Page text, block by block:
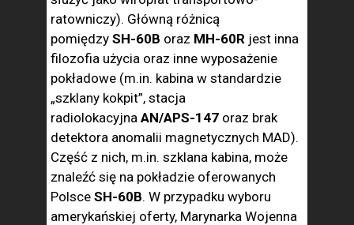
ratowniczy). Główną różnicą
pomiędzy SH-60B oraz MH-60R jest inna
filozofia użycia oraz inne wyposażenie
pokładowe (m.in. kabina w standardzie
„szklany kokpit”, stacja
radiolokacyjna AN/APS-147 oraz brak
detektora anomalii magnetycznych MAD).
Część z nich, m.in. szklana kabina, może
znaleźć się na pokładzie oferowanych
Polsce SH-60B. W przypadku wyboru
amerykańskiej oferty, Marynarka Wojenna